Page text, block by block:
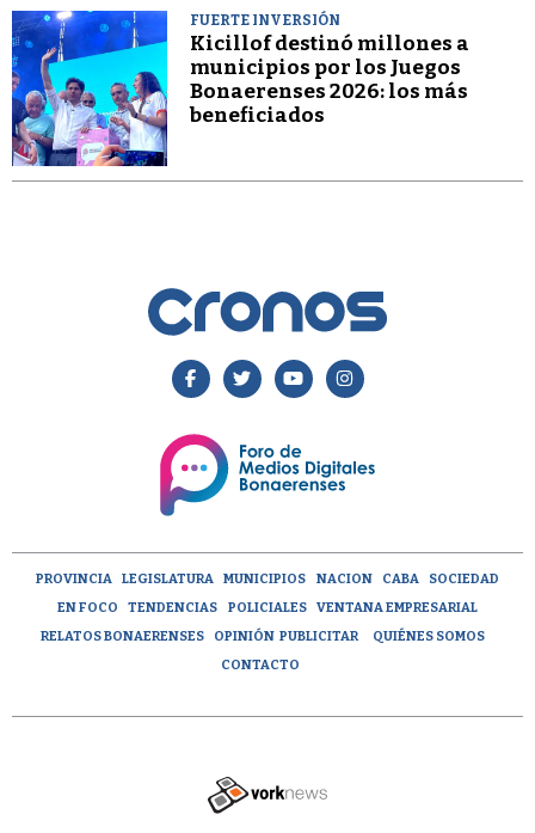
FUERTE INVERSIÓN
Kicillof destinó millones a
municipios por los Juegos
Bonaerenses 2026: los más
beneficiados
PROVINCIA LEGISLATURA MUNICIPIOS NACION CABA
SOCIEDAD
EN FOCO
TENDENCIAS POLICIALES
VENTANA EMPRESARIAL
RELATOS BONAERENSES
OPINIÓN PUBLICITAR
QUIÉNES SOMOS
CONTACTO